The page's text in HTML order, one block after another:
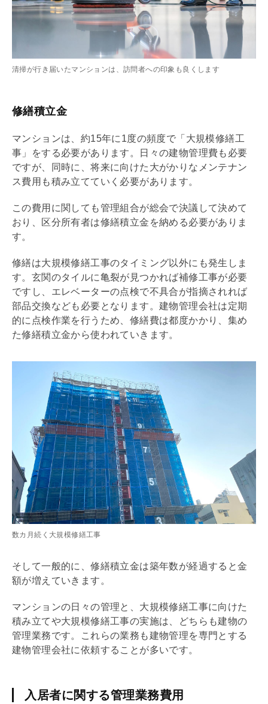
清掃が行き届いたマンションは、訪問者への印象も良くします
修繕積立金
マンションは、約15年に1度の頻度で「大規模修繕工
事」をする必要があります。日々の建物管理費も必要
ですが、同時に、将来に向けた大がかりなメンテナン
ス費用も積み立てていく必要があります。
この費用に関しても管理組合が総会で決議して決めて
おり、区分所有者は修繕積立金 を納める必要がありま
す。
修繕は大規模修繕工事のタイミング以外にも発生しま
す。玄関のタイルに亀裂が見つかれば補修工事が必要
ですし、エレベーターの点検で不具合が指摘されれば
部品交換なども必要となります。建物管理会社は定期
的に点検作業を行うため、修繕費は都度かかり、集め
た修繕積立金から使われていきます。
数カ月続く大規模修繕工事
そして一般的に、修繕積立金は築年数が経過すると金
額が増えていきます。
マンションの日々の管理と、大規模修繕工事に向けた
積み立てや大規模修繕工事の実施は、どちらも建物の
管理業務です。これらの業務も建物管理を専門とする
建物管理会社に依頼することが多いです。
入居者に関する管理業務費用